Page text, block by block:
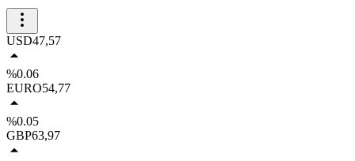
USD47,57
%0.06
EURO54,77
%0.05
GBP63,97